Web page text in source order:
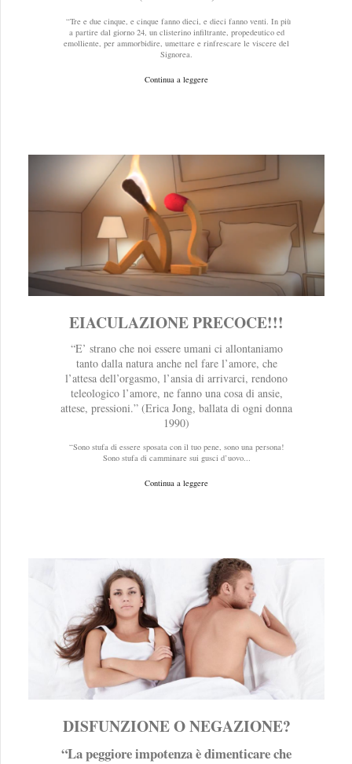
“Tre e due cinque, e cinque fanno dieci, e dieci fanno venti. In più
a partire dal giorno 24, un clisterino infiltrante, propedeutico ed
emolliente, per ammorbidire, umettare e rinfrescare le viscere del
Signorea.
Continua a leggere
EIACULAZIONE PRECOCE!!!
“E’ strano che noi essere umani ci allontaniamo
tanto dalla natura anche nel fare l’amore, che
l’attesa dell’orgasmo, l’ansia di arrivarci, rendono
teleologico l’amore, ne fanno una cosa di ansie,
attese, pressioni.” (Erica Jong, ballata di ogni donna
1990)
“Sono stufa di essere sposata con il tuo pene, sono una persona!
Sono stufa di camminare sui gusci d’uovo...
Continua a leggere
DISFUNZIONE O NEGAZIONE?
“La peggiore impotenza è dimenticare che